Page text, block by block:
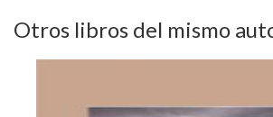
Otros libros del mismo